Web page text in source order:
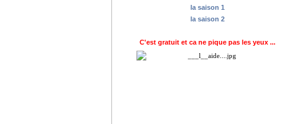
la saison 1
la saison 2
C'est gratuit et ca ne pique pas les yeux ...